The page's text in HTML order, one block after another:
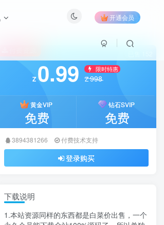
开通会员
Z 0.99 限时特惠
Z998
黄金VIP
免费
钻石SVIP
免费
3894381266 付费技术支持
登录购买
下载说明
1.本站资源同样的东西都是白菜价出售，一个